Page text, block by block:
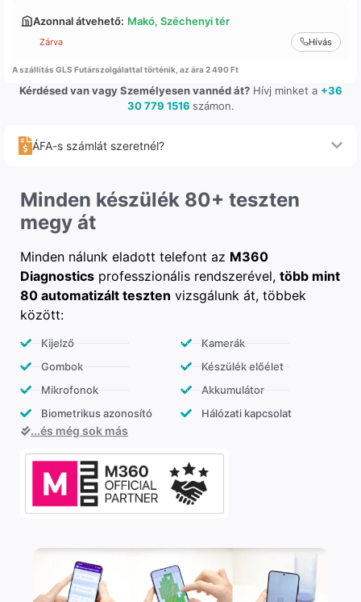
Azonnal átvehető: Makó, Széchenyi tér
Zárva Hívás
A szállítás GLS Futárszolgálattal történik, az ára 2 490 Ft
Kérdésed van vagy Személyesen vannéd át?Hívj minket a +36
30 779 1516 számon.
ÁFA-s számlát szeretnél?
Minden készülék 80+ teszten
megy át
Minden nálunk eladott telefont az M360
Diagnostics professzionális rendszerével, több mint
80 automatizált teszten vizsgálunk át, többek
között:
Kijelző
Gombok
Mikrofonok
Biometrikus azonosító
Kamerák
Készülék előélet
Akkumulátor
Hálózati kapcsolat
...és még sok más